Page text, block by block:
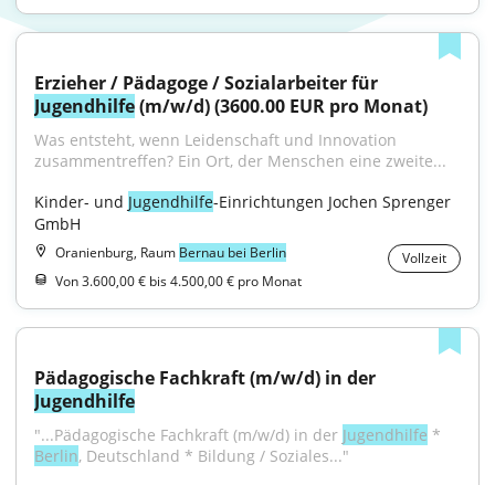
Jugendhilfe (m/w/d) (3600.00 EUR pro Monat)
Was entsteht, wenn Leidenschaft und Innovation
zusammentreffen? Ein Ort, der Menschen eine zweite...
Kinder- und Jugendhilfe-Einrichtungen Jochen Sprenger
GmbH
Oranienburg, Raum Bernau bei Berlin
Vollzeit
Von 3.600,00 € bis 4.500,00 € pro Monat
Jugendhilfe
"...Pädagogische Fachkraft (m/w/d) in der Jugendhilfe
Berlin, Deutschland * Bildung / Soziales..."